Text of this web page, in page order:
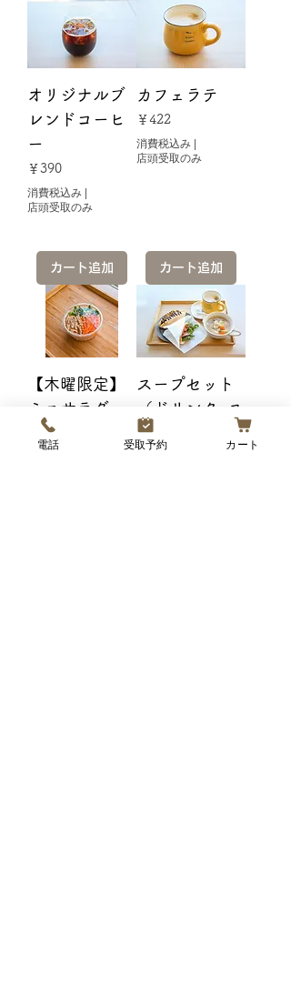
オリジナルブ
レンドコーヒ
ー
価格
￥390
消費税込み |
店頭受取のみ
カート追加
カフェラテ
価格
￥422
消費税込み |
店頭受取のみ
カート追加
【木曜限定】
ミニサラダ
価格
￥250
スープセット
（ドリンク+ス
ープ）
電話 受取予約 カート